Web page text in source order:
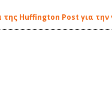
Huffington Post για